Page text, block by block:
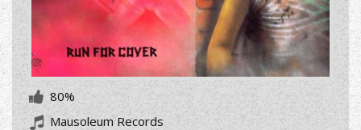
80%
Mausoleum Records